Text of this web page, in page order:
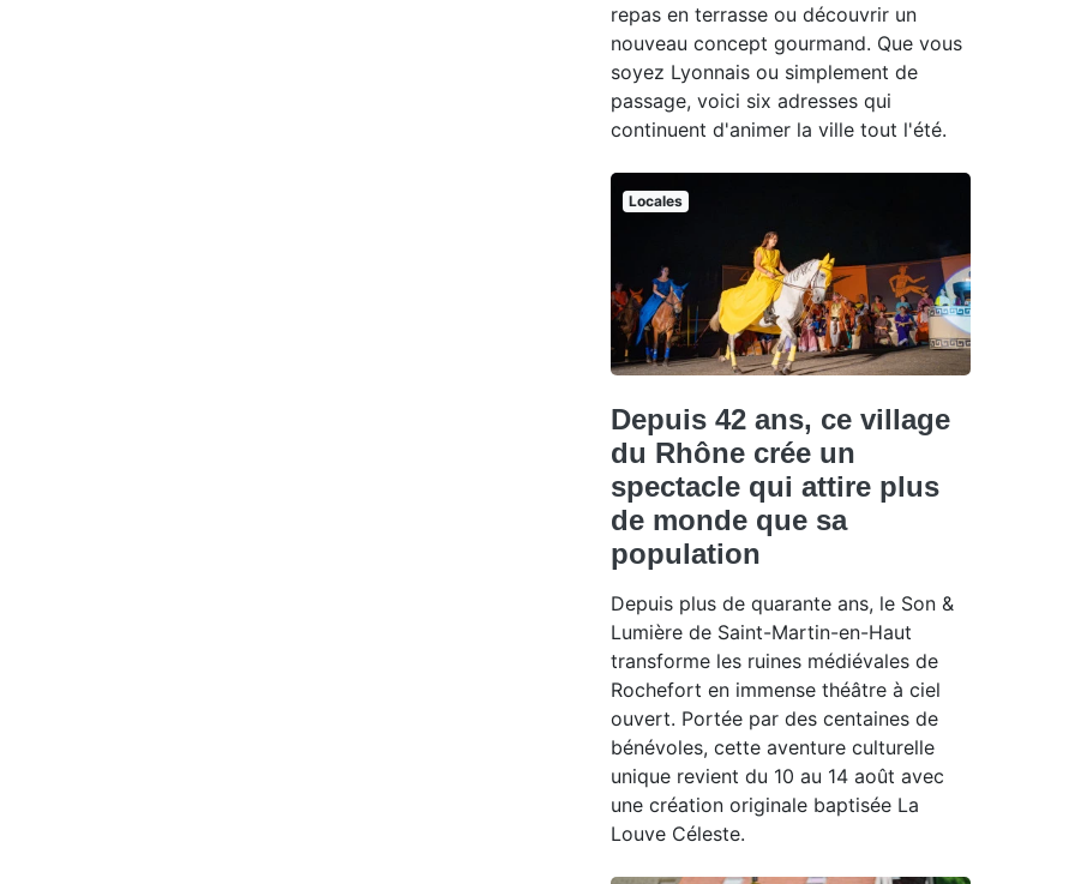
repas en terrasse ou découvrir un
nouveau concept gourmand. Que vous
soyez Lyonnais ou simplement de
passage, voici six adresses qui
continuent d'animer la ville tout l'été.
Locales
Depuis 42 ans, ce village
du Rhône crée un
spectacle qui attire plus
de monde que sa
population
Depuis plus de quarante ans, le Son &
Lumière de Saint-Martin-en-Haut
transforme les ruines médiévales de
Rochefort en immense théâtre à ciel
ouvert. Portée par des centaines de
bénévoles, cette aventure culturelle
unique revient du 10 au 14 août avec
une création originale baptisée La
Louve Céleste.